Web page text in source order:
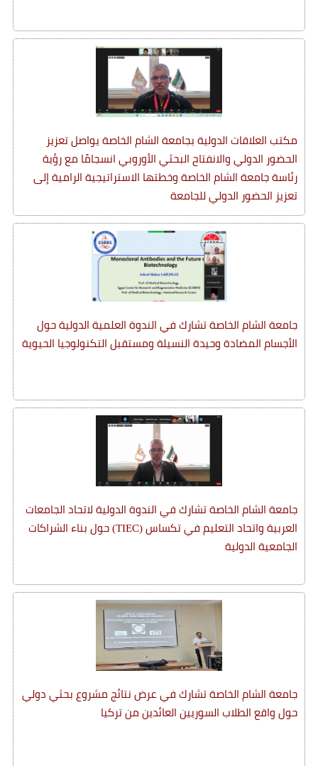
مكتب العلاقات الدولية بجامعة الشام الخاصة يواصل تعزيز
الحضور الدولي والانفتاح البحثي الأوروبي انسجامًا مع رؤية
رئاسة جامعة الشام الخاصة وخطتها الاستراتيجية الرامية إلى
تعزيز الحضور الدولي للجامعة
جامعة الشام الخاصة تشارك في الندوة العلمية الدولية حول
الأجسام المضادة وحيدة النسيلة ومستقبل التكنولوجيا الحيوية
جامعة الشام الخاصة تشارك في الندوة الدولية لاتحاد الجامعات
العربية واتحاد التعليم في تكساس (TIEC) حول بناء الشراكات
الجامعية الدولية
جامعة الشام الخاصة تشارك في عرض نتائج مشروع بحثي دولي
حول واقع الطلاب السوريين العائدين من تركيا